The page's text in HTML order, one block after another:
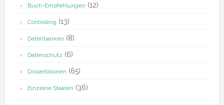
Buch-Empfehlungen (12)
Controlling (13)
Datenbanken (8)
Datenschutz (6)
Dissertationen (65)
Einzelne Staaten (36)